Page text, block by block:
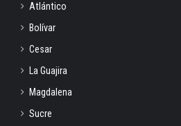
Atlántico
Bolívar
Cesar
La Guajira
Magdalena
Sucre